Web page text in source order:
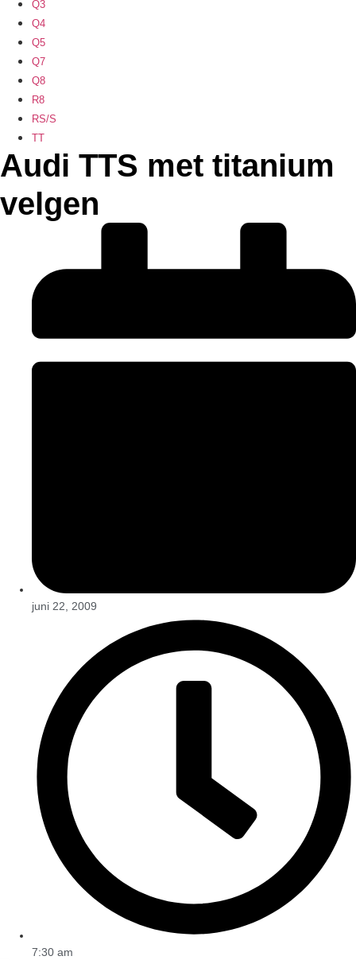
Q3
Q4
Q5
Q7
Q8
R8
RS/S
TT
Audi TTS met titanium
velgen
juni 22, 2009
7:30 am